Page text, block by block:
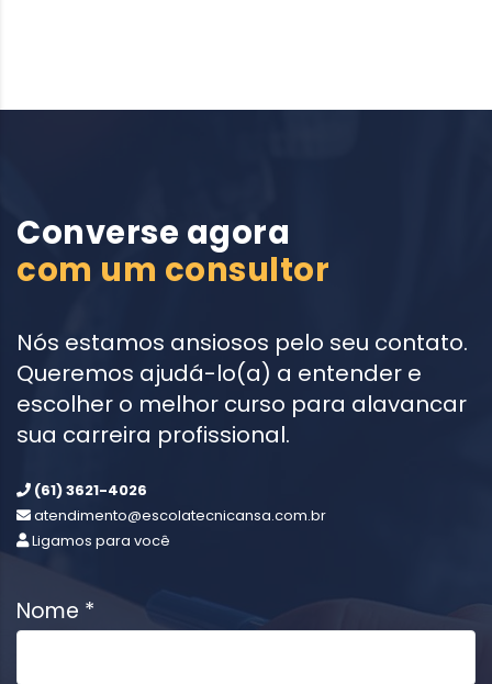
Converse agora
com um consultor
Nós estamos ansiosos pelo seu contato.
Queremos ajudá-lo(a) a entender e
escolher o melhor curso para alavancar
sua carreira profissional.
(61) 3621-4026
atendimento@escolatecnicansa.com.br
Ligamos para você
Nome *